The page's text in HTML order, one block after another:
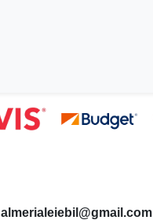
almerialeiebil@gmail.com